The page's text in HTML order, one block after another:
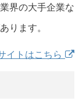
界の大手企業な
ります。
イトはこちら